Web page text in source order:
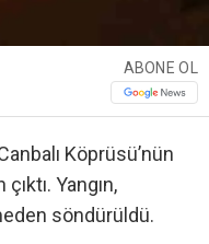
ABONE OL
Köprüsü’nün
Yangın,
söndürüldü.